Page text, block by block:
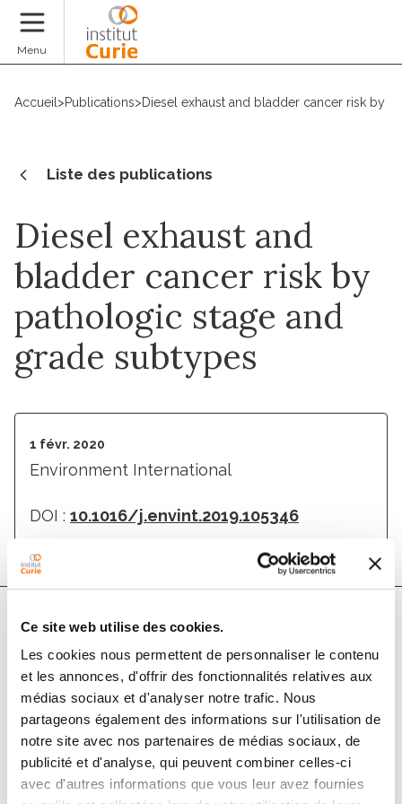
Ce site web utilise des cookies.
Les cookies nous permettent de personnaliser le contenu
et les annonces, d'offrir des fonctionnalités relatives aux
médias sociaux et d'analyser notre trafic. Nous
partageons également des informations sur l'utilisation de
notre site avec nos partenaires de médias sociaux, de
publicité et d'analyse, qui peuvent combiner celles-ci
avec d'autres informations que vous leur avez fournies
Menu
Accueil >Publications>Diesel exhaust and bladder cancer risk by
Liste des publications
Diesel exhaust and
bladder cancer risk by
pathologic stage and
grade subtypes
1 févr. 2020
Environment International
DOI : 10.1016/j.envint.2019.105346
Auteurs
Stella Koutros, Manolis Kogevinas, Melissa C. Friesen,
Patricia A. Stewart, Dalsu Baris, Margaret R. Karagas,
Molly Schwenn, Alison Johnson, G.M. Monawar
Hosain, Consol Serra, Adonina Tardon, Alfredo
Carrato, Reina Garcia-Closas, Lee E. Moore, Michael